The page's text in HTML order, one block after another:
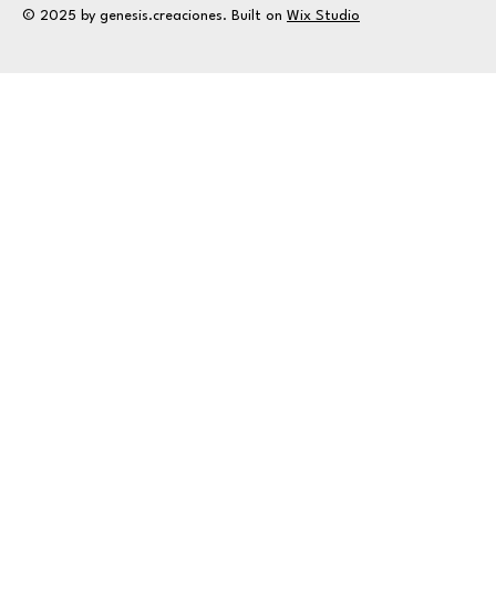
© 2025 by genesis.creaciones. Built on Wix Studio